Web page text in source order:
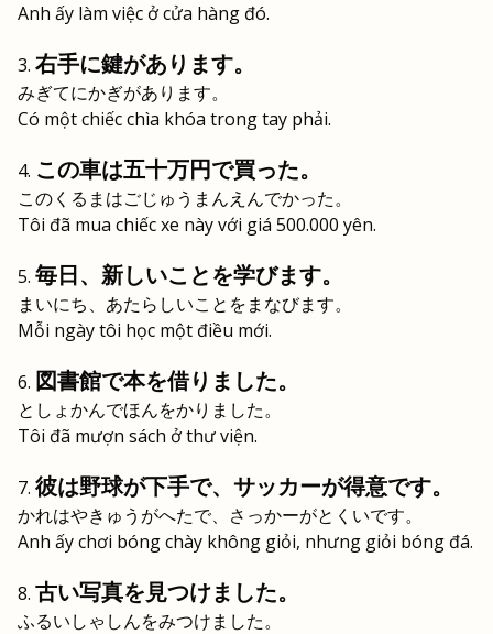
Anh ấy làm việc ở cửa hàng đó.
右手に鍵があります。
みぎてにかぎがあります。
Có một chiếc chìa khóa trong tay phải.
この車は五十万円で買った。
このくるまはごじゅうまんえんでかった。
Tôi đã mua chiếc xe này với giá 500.000 yên.
毎日、新しいことを学びます。
まいにち、あたらしいことをまなびます。
Mỗi ngày tôi học một điều mới.
図書館で本を借りました。
としょかんでほんをかりました。
Tôi đã mượn sách ở thư viện.
彼は野球が下手で、サッカーが得意です。
かれはやきゅうがへたで、さっかーがとくいです。
Anh ấy chơi bóng chày không giỏi, nhưng giỏi bóng đá.
古い写真を見つけました。
ふるいしゃしんをみつけました。